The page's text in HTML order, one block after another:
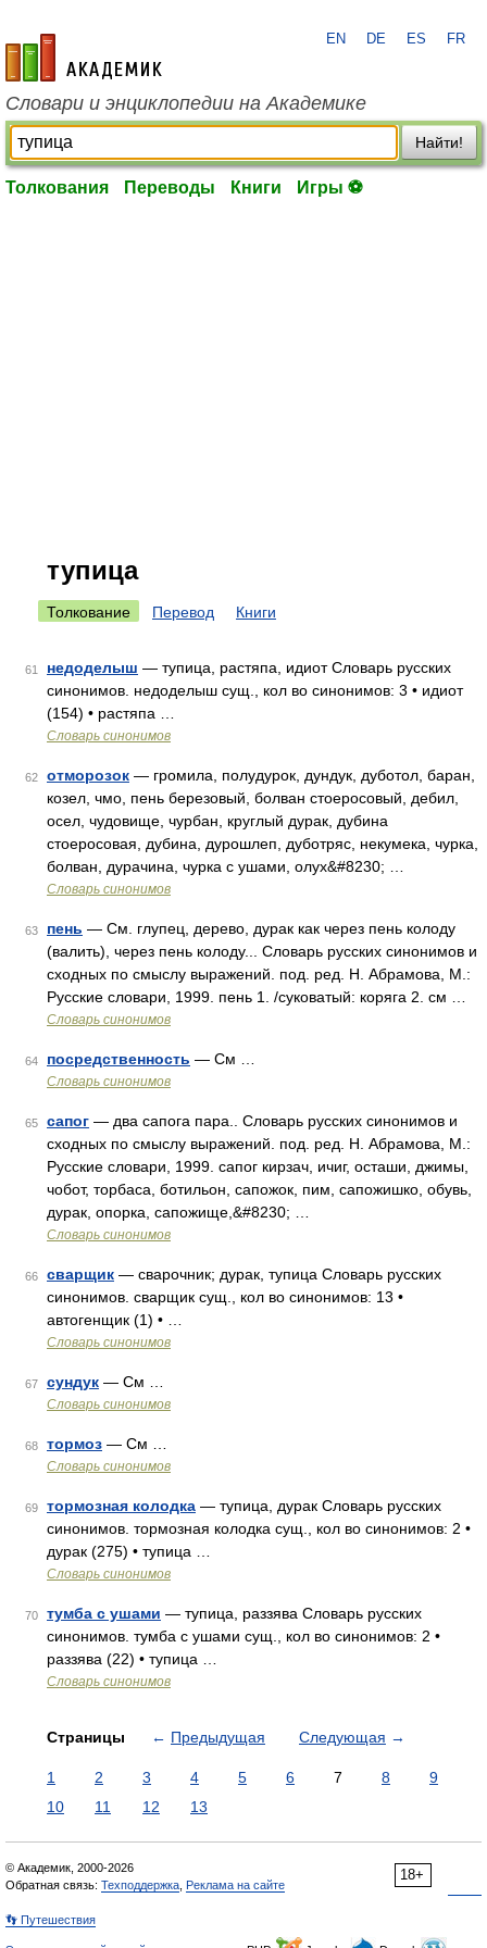
academic.ru
EN DE ES FR
Словари и энциклопедии на Академике
Найти!
Толкования Переводы Книги Игры ⚽
тупица
Толкование Перевод Книги
61 недоделыш — тупица, растяпа, идиот Словарь русских
синонимов. недоделыш сущ., кол во синонимов: 3 • идиот
(154) • растяпа …
Словарь синонимов
62 отморозок — громила, полудурок, дундук, дуботол, баран,
козел, чмо, пень березовый, болван стоеросовый, дебил,
осел, чудовище, чурбан, круглый дурак, дубина
стоеросовая, дубина, дурошлеп, дуботряс, некумека, чурка,
болван, дурачина, чурка с ушами, олух&#8230; …
Словарь синонимов
63 пень — См. глупец, дерево, дурак как через пень колоду
(валить), через пень колоду... Словарь русских синонимов и
сходных по смыслу выражений. под. ред. Н. Абрамова, М.:
Русские словари, 1999. пень 1. /суковатый: коряга 2. см …
Словарь синонимов
64 посредственность — См …
Словарь синонимов
65 сапог — два сапога пара.. Словарь русских синонимов и
сходных по смыслу выражений. под. ред. Н. Абрамова, М.:
Русские словари, 1999. сапог кирзач, ичиг, осташи, джимы,
чобот, торбаса, ботильон, сапожок, пим, сапожишко, обувь,
дурак, опорка, сапожище,&#8230; …
Словарь синонимов
66 сварщик — сварочник; дурак, тупица Словарь русских
синонимов. сварщик сущ., кол во синонимов: 13 •
автогенщик (1) • …
Словарь синонимов
67 сундук — См …
Словарь синонимов
68 тормоз — См …
Словарь синонимов
69 тормозная колодка — тупица, дурак Словарь русских
синонимов. тормозная колодка сущ., кол во синонимов: 2 •
дурак (275) • тупица …
Словарь синонимов
70 тумба с ушами — тупица, раззява Словарь русских
синонимов. тумба с ушами сущ., кол во синонимов: 2 •
раззява (22) • тупица …
Словарь синонимов
Страницы ← Предыдущая Следующая →
1 2 3 4 5 6 7 8
9
10
11 12 13
18+
© Академик, 2000-2026
Обратная связь: Техподдержка Реклама на сайте
👣 Путешествия